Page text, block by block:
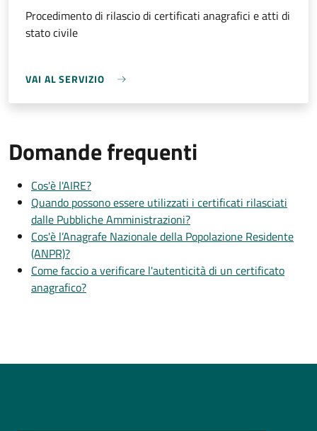
Procedimento di rilascio di certificati anagrafici e atti di
stato civile
VAI AL SERVIZIO
Domande frequenti
Cos'è l'AIRE?
Quando possono essere utilizzati i certificati rilasciati
dalle Pubbliche Amministrazioni?
Cos'è l’Anagrafe Nazionale della Popolazione Residente
(ANPR)?
Come faccio a verificare l'autenticità di un certificato
anagrafico?